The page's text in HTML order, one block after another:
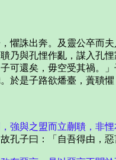
誅出奔。及靈公卒而夫
乃與孔悝作亂，謀入孔
可還矣，毋空受其禍。
於是子路欲燔臺，蕢聵
強與之盟而立蒯聵，非悝
子曰：「自吾得由，惡